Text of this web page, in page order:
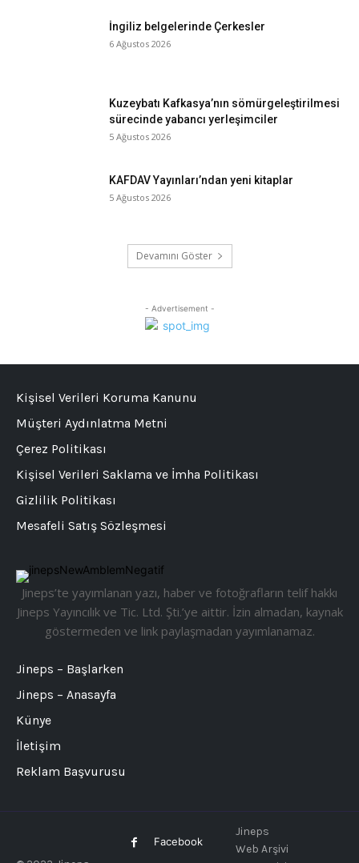
İngiliz belgelerinde Çerkesler
6 Ağustos 2026
Kuzeybatı Kafkasya’nın sömürgeleştirilmesi
sürecinde yabancı yerleşimciler
5 Ağustos 2026
KAFDAV Yayınları’ndan yeni kitaplar
5 Ağustos 2026
Devamını Göster
- Advertisement -
Jineps’te yayımlanan yazı, haber ve fotoğrafların telif hakkı
Jineps Yayıncılık ve Tic. Ltd. Şti.’ye aittir. İzin almadan, kaynak
göstermeden ve link paylaşmadan yayımlanamaz.
Jineps – Başlarken
Jineps – Anasayfa
Künye
İletişim
Reklam Başvurusu
Kişisel Verileri Koruma Kanunu
Müşteri Aydınlatma Metni
Çerez Politikası
Kişisel Verileri Saklama ve İmha Politikası
Gizlilik Politikası
Mesafeli Satış Sözleşmesi
Facebook
Jineps
Web Arşivi